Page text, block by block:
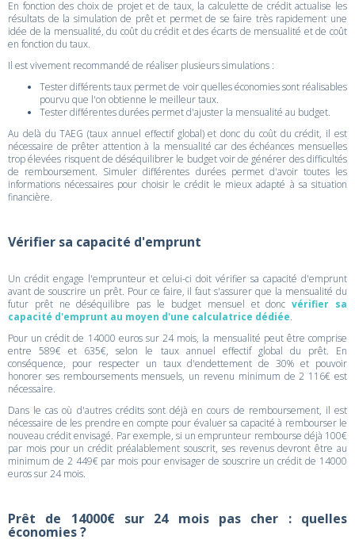
En fonction des choix de projet et de taux, la calculette de crédit actualise les
résultats de la simulation de prêt et permet de se faire très rapidement une
idée de la mensualité, du coût du crédit et des écarts de mensualité et de coût
en fonction du taux.
Il est vivement recommandé de réaliser plusieurs simulations :
Tester différents taux permet de voir quelles économies sont réalisables
pourvu que l'on obtienne le meilleur taux.
Tester différentes durées permet d'ajuster la mensualité au budget.
Au delà du TAEG (taux annuel effectif global) et donc du coût du crédit, il est
nécessaire de prêter attention à la mensualité car des échéances mensuelles
trop élevées risquent de déséquilibrer le budget voir de générer des difficultés
de remboursement. Simuler différentes durées permet d'avoir toutes les
informations nécessaires pour choisir le crédit le mieux adapté à sa situation
financière.
Vérifier sa capacité d'emprunt
Un crédit engage l'emprunteur et celui-ci doit vérifier sa capacité d'emprunt
avant de souscrire un prêt. Pour ce faire, il faut s'assurer que la mensualité du
futur prêt ne déséquilibre pas le budget mensuel et doncvérifier sa
capacité d'emprunt au moyen d'une calculatrice dédiée.
Pour un crédit de 14000 euros sur 24 mois, la mensualité peut être comprise
entre 589€ et 635€, selon le taux annuel effectif global du prêt. En
conséquence, pour respecter un taux d'endettement de 30% et pouvoir
honorer ses remboursements mensuels, un revenu minimum de 2 116€ est
nécessaire.
Dans le cas où d'autres crédits sont déjà en cours de remboursement, il est
nécessaire de les prendre en compte pour évaluer sa capacité à rembourser le
nouveau crédit envisagé. Par exemple, si un emprunteur rembourse déjà 100€
par mois pour un crédit préalablement souscrit, ses revenus devront être au
minimum de 2 449€ par mois pour envisager de souscrire un crédit de 14000
euros sur 24 mois.
Prêt de 14000€ sur 24 mois pas cher : quelles
économies ?